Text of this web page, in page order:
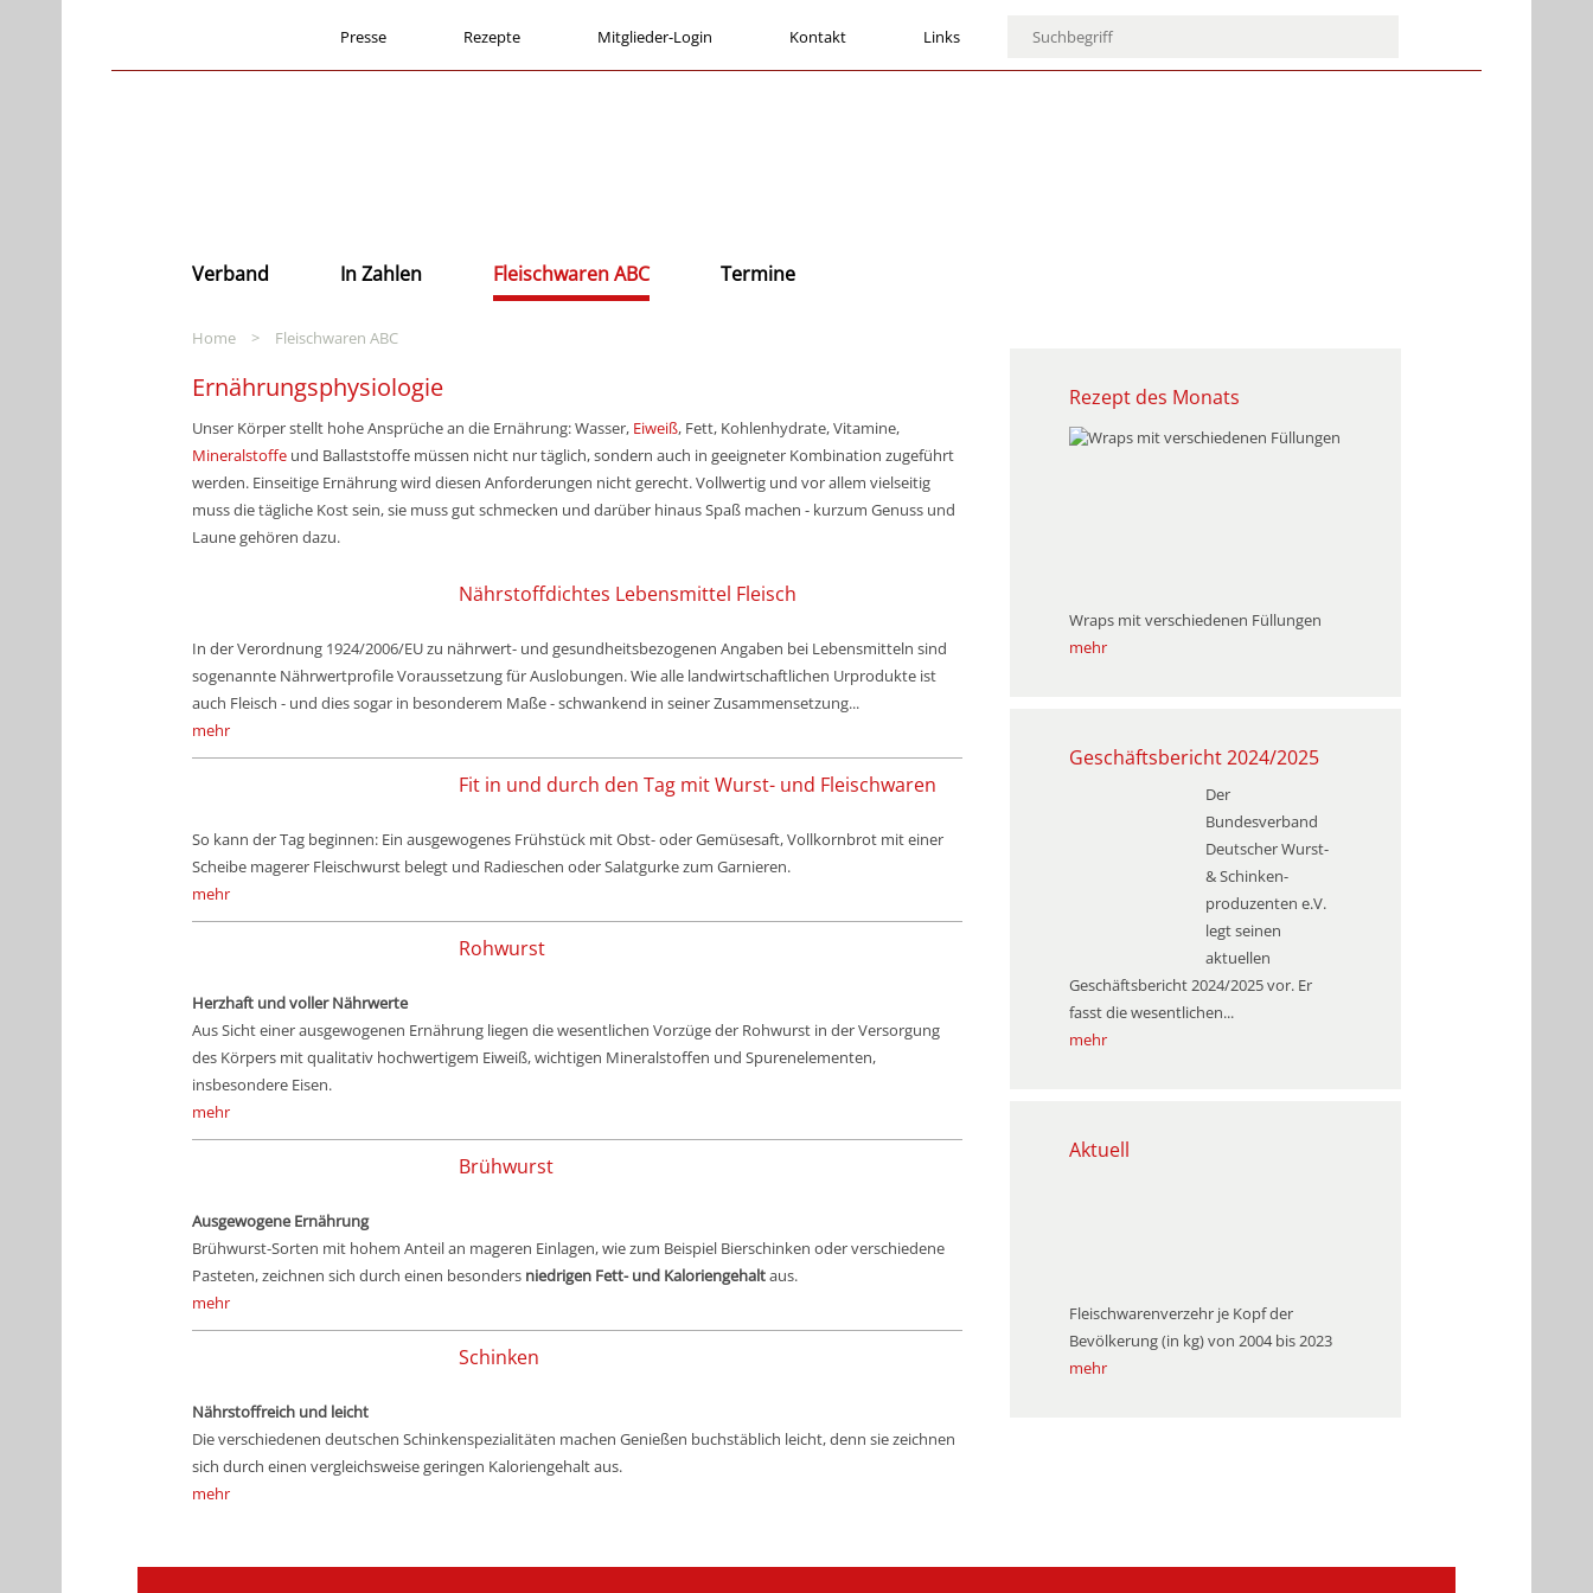
Links
Kontakt
Mitglieder-Login
Rezepte
Presse
Verband In Zahlen Fleischwaren ABC Termine
Home > Fleischwaren ABC
Ernährungsphysiologie
Unser Körper stellt hohe Ansprüche an die Ernährung: Wasser, Eiweiß, Fett, Kohlenhydrate, Vitamine,
Mineralstoffe und Ballaststoffe müssen nicht nur täglich, sondern auch in geeigneter Kombination zugeführt
werden. Einseitige Ernährung wird diesen Anforderungen nicht gerecht. Vollwertig und vor allem vielseitig
muss die tägliche Kost sein, sie muss gut schmecken und darüber hinaus Spaß machen - kurzum Genuss und
Laune gehören dazu.
Nährstoffdichtes Lebensmittel Fleisch
In der Verordnung 1924/2006/EU zu nährwert- und gesundheitsbezogenen Angaben bei Lebensmitteln sind
sogenannte Nährwertprofile Voraussetzung für Auslobungen. Wie alle landwirtschaftlichen Urprodukte ist
auch Fleisch - und dies sogar in besonderem Maße - schwankend in seiner Zusammensetzung...
mehr
Fit in und durch den Tag mit Wurst- und Fleischwaren
So kann der Tag beginnen: Ein ausgewogenes Frühstück mit Obst- oder Gemüsesaft, Vollkornbrot mit einer
Scheibe magerer Fleischwurst belegt und Radieschen oder Salatgurke zum Garnieren.
mehr
Rohwurst
Herzhaft und voller Nährwerte
Aus Sicht einer ausgewogenen Ernährung liegen die wesentlichen Vorzüge der Rohwurst in der Versorgung
des Körpers mit qualitativ hochwertigem Eiweiß, wichtigen Mineralstoffen und Spurenelementen,
insbesondere Eisen.
mehr
Brühwurst
Ausgewogene Ernährung
Brühwurst-Sorten mit hohem Anteil an mageren Einlagen, wie zum Beispiel Bierschinken oder verschiedene
Pasteten, zeichnen sich durch einen besonders niedrigen Fett- und Kaloriengehaltaus.
mehr
Schinken
Nährstoffreich und leicht
Die verschiedenen deutschen Schinkenspezialitäten machen Genießen buchstäblich leicht, denn sie zeichnen
sich durch einen vergleichsweise geringen Kaloriengehalt aus.
mehr
Rezept des Monats
Wraps mit verschiedenen Füllungen
mehr
Geschäftsbericht 2024/2025
Der
Bundesverband
Deutscher Wurst-
& Schinken­
produzenten e.V.
legt seinen
aktuellen
Geschäftsbericht 2024/2025 vor. Er
fasst die wesentlichen...
mehr
Aktuell
Fleischwarenverzehr je Kopf der
Bevölkerung (in kg) von 2004 bis 2023
mehr